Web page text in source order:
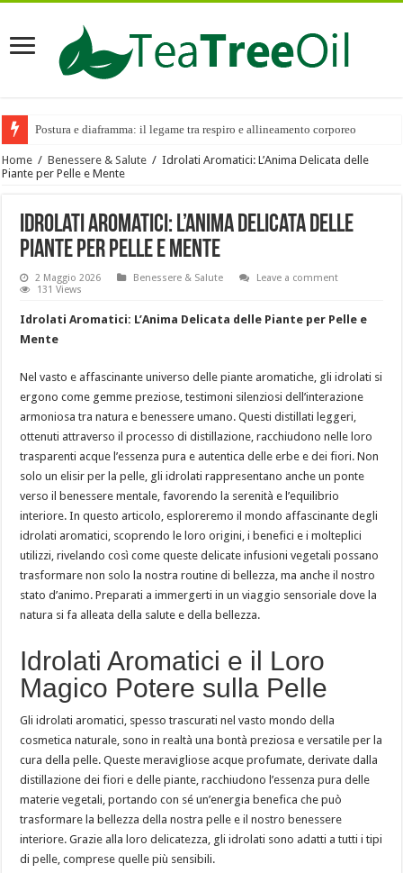
Postura e diaframma: il legame tra respiro e allineamento corporeo
Home / Benessere & Salute / Idrolati Aromatici: L’Anima Delicata delle
Piante per Pelle e Mente
Idrolati Aromatici: L’Anima Delicata delle
Piante per Pelle e Mente
2 Maggio 2026 Benessere & Salute
Leave a comment
131 Views
Idrolati Aromatici: L’Anima Delicata delle Piante per Pelle e
Mente
Nel vasto e affascinante universo delle piante aromatiche, gli idrolati si
ergono come gemme preziose, testimoni silenziosi dell’interazione
armoniosa tra natura e benessere umano. Questi distillati leggeri,
ottenuti attraverso il processo di distillazione, racchiudono nelle loro
trasparenti acque l’essenza pura e autentica delle erbe e dei fiori. Non
solo un elisir per la pelle, gli idrolati rappresentano anche un ponte
verso il benessere mentale, favorendo la serenità e l’equilibrio
interiore. In questo articolo, esploreremo il mondo affascinante degli
idrolati aromatici, scoprendo le loro origini, i benefici e i molteplici
utilizzi, rivelando così come queste delicate infusioni vegetali possano
trasformare non solo la nostra routine di bellezza, ma anche il nostro
stato d’animo. Preparati a immergerti in un viaggio sensoriale dove la
natura si fa alleata della salute e della bellezza.
Idrolati Aromatici e il Loro
Magico Potere sulla Pelle
Gli idrolati aromatici, spesso trascurati nel vasto mondo della
cosmetica naturale, sono in realtà una bontà preziosa e versatile per la
cura della pelle. Queste meravigliose acque profumate, derivate dalla
distillazione dei fiori e delle piante, racchiudono l’essenza pura delle
materie vegetali, portando con sé un’energia benefica che può
trasformare la bellezza della nostra pelle e il nostro benessere
interiore. Grazie alla loro delicatezza, gli idrolati sono adatti a tutti i tipi
di pelle, comprese quelle più sensibili.